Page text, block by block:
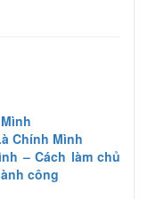
Chính Mình
– Cách làm chủ
công